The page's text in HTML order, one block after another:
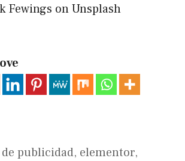
Fewings on Unsplash
publicidad, elementor,